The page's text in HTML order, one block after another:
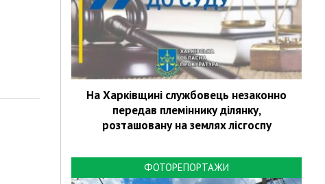
На Харківщині службовець незаконно
передав племіннику ділянку,
розташовану на землях лісгоспу
ФОТОРЕПОРТАЖИ